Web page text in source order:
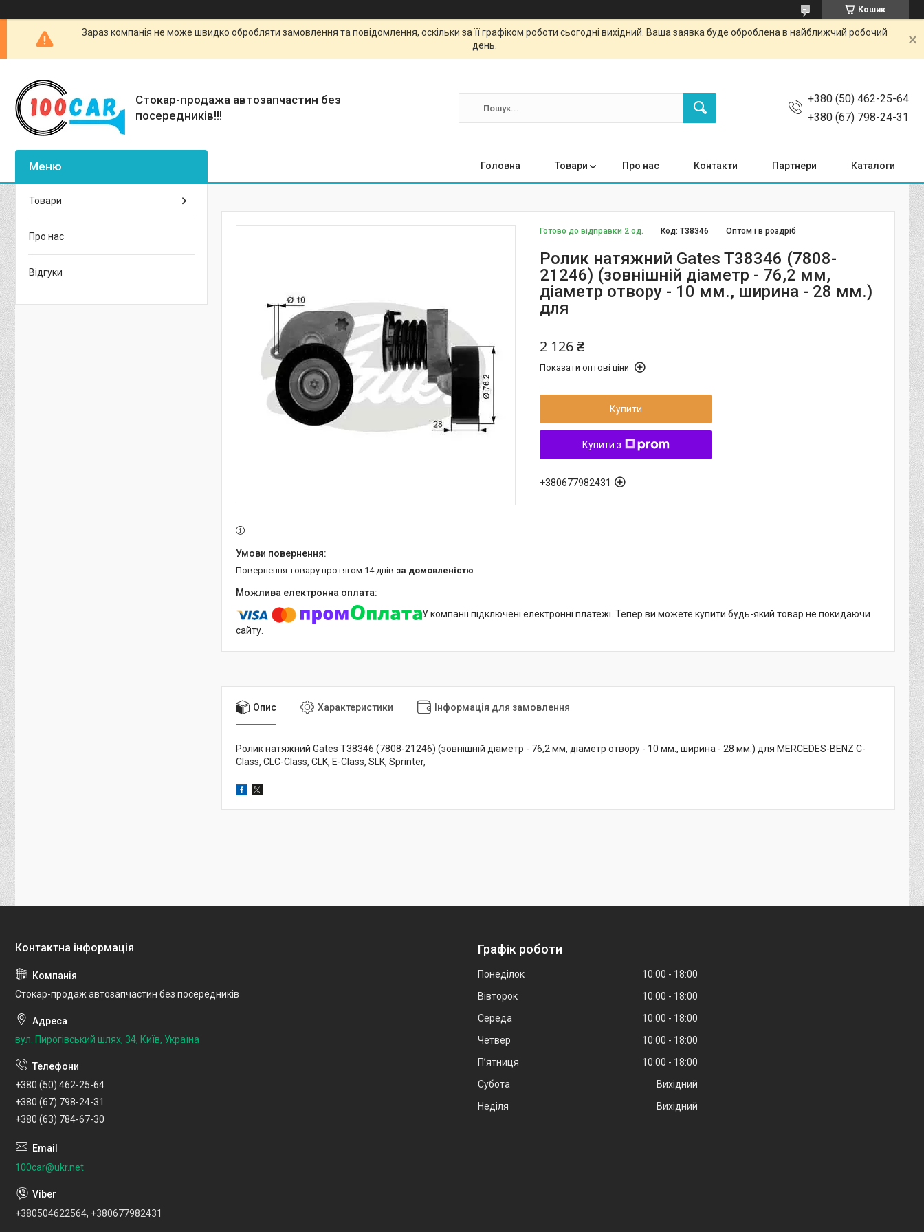
Кошик
Зараз компанія не може швидко обробляти замовлення та повідомлення, оскільки за її графіком роботи сьогодні вихідний. Ваша заявка буде оброблена в найближчий робочий
день.
Стокар-продажа автозапчастин без
посередників!!!
+380 (50) 462-25-64
+380 (67) 798-24-31
Головна Товари Про нас Контакти Партнери Каталоги
Готово до відправки 2 од. Оптом і в роздріб
Код:T38346
Ролик натяжний Gates T38346 (7808-
21246) (зовнішній діаметр - 76,2 мм,
діаметр отвору - 10 мм., ширина - 28 мм.)
для
2 126 ₴
Показати оптові ціни
Купити
Купити з
+380677982431
повернення товару протягом 14 днів за домовленістю
У компанії підключені електронні платежі. Тепер ви можете купити будь-який товар не покидаючи
сайту.
Опис Характеристики Інформація для замовлення
Ролик натяжний Gates T38346 (7808-21246) (зовнішній діаметр - 76,2 мм, діаметр отвору - 10 мм., ширина - 28 мм.) для MERCEDES-BENZ C-
Class, CLC-Class, CLK, E-Class, SLK, Sprinter,
Товари
Про нас
Відгуки
Стокар-продаж автозапчастин без посередників
вул. Пирогівський шлях, 34, Київ, Україна
+380 (50) 462-25-64
+380 (67) 798-24-31
+380 (63) 784-67-30
100car@ukr.net
+380504622564, +380677982431
Графік роботи
Понеділок 10:00
18:00
Вівторок
10:00
18:00
Середа
10:00
18:00
Четвер
10:00
18:00
Пʼятниця
10:00
18:00
Субота
Вихідний
Неділя
Вихідний